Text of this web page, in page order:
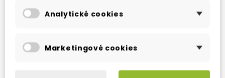
to miss her stars and her moon, and she is
going to miss rolling on her hills. Most of all,
Mother Bear reassure her that they will all be
Analytické cookies
Marketingové cookies